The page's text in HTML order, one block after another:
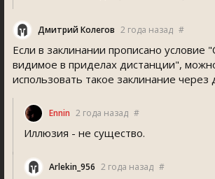
Дмитрий Колегов 2 года назад #
Если в заклинании прописано условие
видимое в приделах дистанции",
использовать такое заклинание через
Ennin 2 года назад #
Иллюзия - не существо.
Arlekin_956 2 года назад #